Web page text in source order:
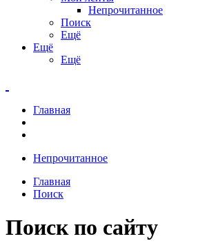
Непрочитанное
Поиск
Ещё
Ещё
Ещё
Главная
Непрочитанное
Главная
Поиск
Поиск по сайту